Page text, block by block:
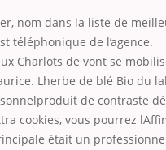
nom dans la liste de
téléphonique de l’agence.
Charlots de vont se
Lherbe de blé Bio du
de contraste
cookies, vous pourrez
était un